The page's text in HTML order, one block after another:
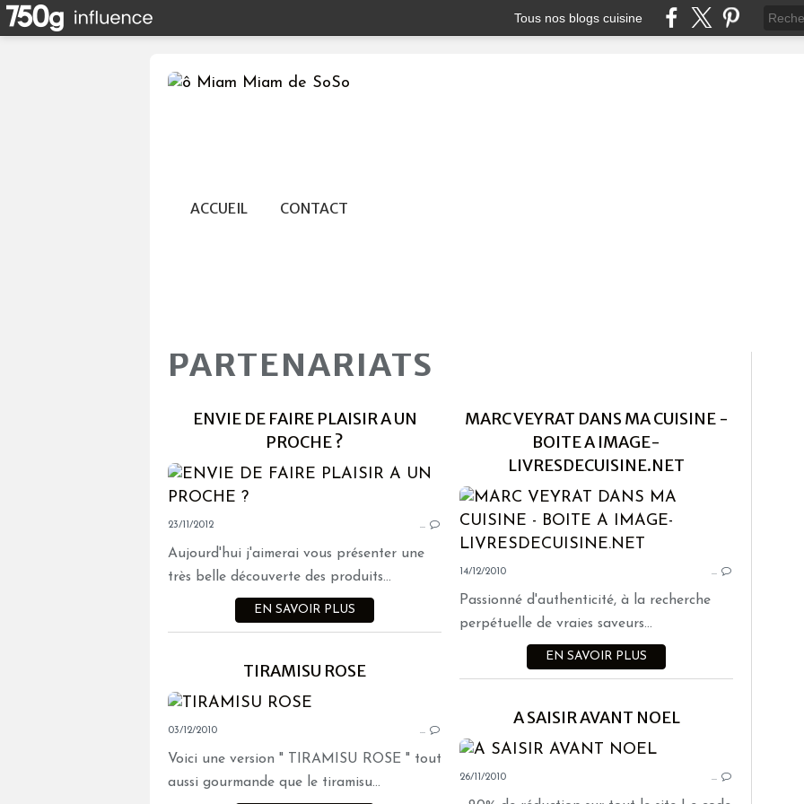
Tous nos blogs cuisine
ACCUEIL CONTACT
PARTENARIATS
ENVIE DE FAIRE PLAISIR A UN
PROCHE ?
23/11/2012 …
Aujourd'hui j'aimerai vous présenter une
très belle découverte des produits...
EN SAVOIR PLUS
MARC VEYRAT DANS MA CUISINE -
BOITE A IMAGE-
LIVRESDECUISINE.NET
14/12/2010 …
Passionné d'authenticité, à la recherche
perpétuelle de vraies saveurs...
EN SAVOIR PLUS
TIRAMISU ROSE
PARTENARIATS
03/12/2010 …
Voici une version " TIRAMISU ROSE " tout
aussi gourmande que le tiramisu...
A SAISIR AVANT NOEL
26/11/2010 …